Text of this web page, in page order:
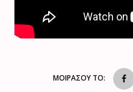
ΜΟΙΡΑΣΟΥ ΤΟ: